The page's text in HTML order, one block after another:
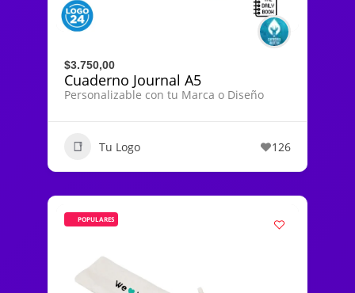
$3.750,00
Cuaderno Journal A5
Personalizable con tu Marca o Diseño
Tu Logo 126
POPULARES